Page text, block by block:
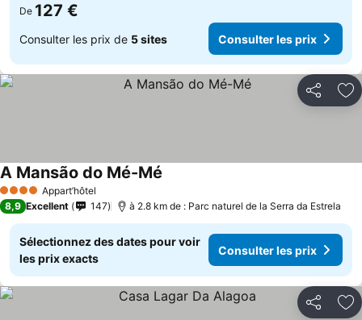
De 127 €
Consulter les prix de 5 sites Consulter les prix
Partager
4 Étoiles Appart’hôtel
A Mansão do Mé-Mé
8,9 Excellent 147 à 2.8 km de : Parc naturel de la Serra da Estrela
Sélectionnez des dates pour voir
les prix exacts
Consulter les prix
Partager